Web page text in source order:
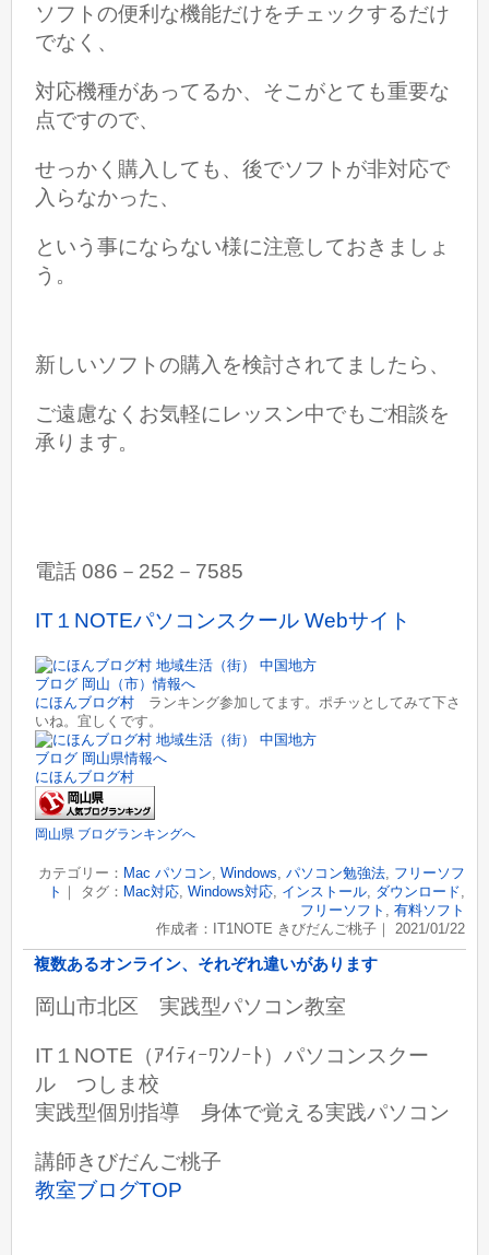
ソフトの便利な機能だけをチェックするだけ
でなく、
対応機種があってるか、そこがとても重要な
点ですので、
せっかく購入しても、後でソフトが非対応で
入らなかった、
という事にならない様に注意しておきましょ
う。
新しいソフトの購入を検討されてましたら、
ご遠慮なくお気軽に レッスン中でもご相談を
承ります。
電話 086－252－7585
IT１NOTEパソコンスクール Webサイト
にほんブログ村 ランキング参加してます。ポチッとしてみて下さ
いね。宜しくです。
にほんブログ村
岡山県 ブログランキングへ
カテゴリー： Mac パソコン, Windows, パソコン勉強法, フリーソフ
ト ｜ タグ： Mac対応, Windows対応, インストール, ダウンロード,
フリーソフト , 有料ソフト
作成者：IT1NOTE きびだんご桃子｜ 2021/01/22
複数あるオンライン、それぞれ違いがあります
岡山市北区 実践型パソコン教室
IT１NOTE（ｱｲﾃｨｰﾜﾝﾉｰﾄ）パソコンスクー
ル つしま校
実践型個別指導 身体で覚える実践パソコン
講師きびだんご桃子
教室ブログTOP